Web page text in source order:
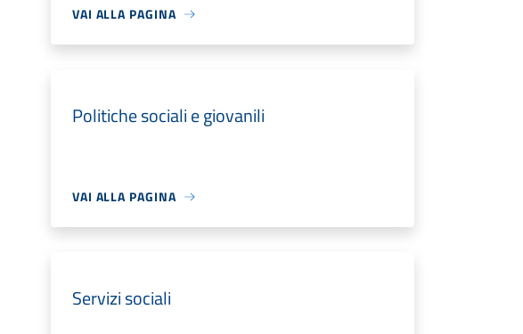
VAI ALLA PAGINA
Politiche sociali e giovanili
VAI ALLA PAGINA
Servizi sociali